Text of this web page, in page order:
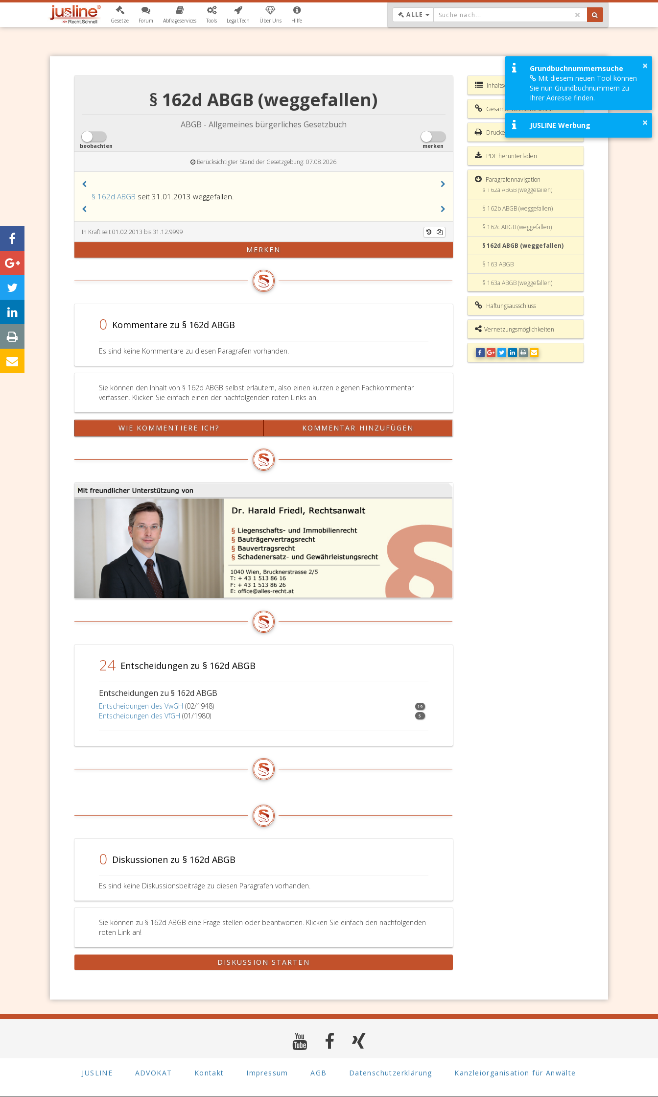
Gesetze Forum Abfrageservices Tools Legal.Tech Über Uns Hilfe
ALLE DROPDOWN: GEWÄHLTER WERT IST ALLE
§ 162d ABGB (weggefallen)
ABGB - Allgemeines bürgerliches Gesetzbuch
beobachten merken
Berücksichtigter Stand der Gesetzgebung: 07.08.2026
§ 162d ABGB seit 31.01.2013 weggefallen.
In Kraft seit 01.02.2013 bis 31.12.9999
MERKEN
0 Kommentare zu § 162d ABGB
Es sind keine Kommentare zu diesen Paragrafen vorhanden.
Sie können den Inhalt von § 162d ABGB selbst erläutern, also einen kurzen eigenen Fachkommentar
verfassen. Klicken Sie einfach einen der nachfolgenden roten Links an!
WIE KOMMENTIERE ICH? KOMMENTAR HINZUFÜGEN
24 Entscheidungen zu § 162d ABGB
Entscheidungen zu § 162d ABGB
Entscheidungen des VwGH (02/1948) 19
Entscheidungen des VfGH (01/1980) 5
0 Diskussionen zu § 162d ABGB
Es sind keine Diskussionsbeiträge zu diesen Paragrafen vorhanden.
Sie können zu § 162d ABGB eine Frage stellen oder beantworten. Klicken Sie einfach den nachfolgenden
roten Link an!
DISKUSSION STARTEN
Inhaltsverzeichnis ABGB
Gesamte Rechtsvorschrift
Drucken
PDF herunterladen
Paragrafennavigation
§ 159 ABGB Wohlverhaltensgebot
§ 159a ABGB (weggefallen)
§ 159b ABGB (weggefallen)
§ 160 ABGB Pflege, Erziehung und
Bestimmung des Aufenthalts des
Kindes
§ 161 ABGB
§ 162 ABGB
§ 162a ABGB (weggefallen)
§ 162b ABGB (weggefallen)
§ 162c ABGB (weggefallen)
§ 162d ABGB (weggefallen)
§ 163 ABGB
§ 163a ABGB (weggefallen)
§ 163b ABGB (weggefallen)
§ 163c ABGB (weggefallen)
§ 163d ABGB (weggefallen)
§ 163e ABGB (weggefallen)
Haftungsausschluss
Vernetzungsmöglichkeiten
JUSLINE ADVOKAT Kontakt Impressum AGB Datenschutzerklärung Kanzleiorganisation für Anwälte
×
Grundbuchnummernsuche
Mit diesem neuen Tool können
Sie nun Grundbuchnummern zu
Ihrer Adresse finden.
×
JUSLINE Werbung